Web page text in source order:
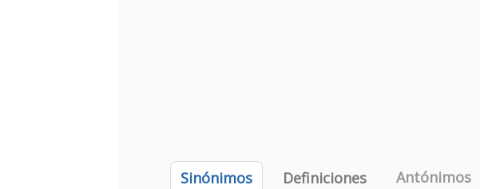
Sinónimos Definiciones Antónimos